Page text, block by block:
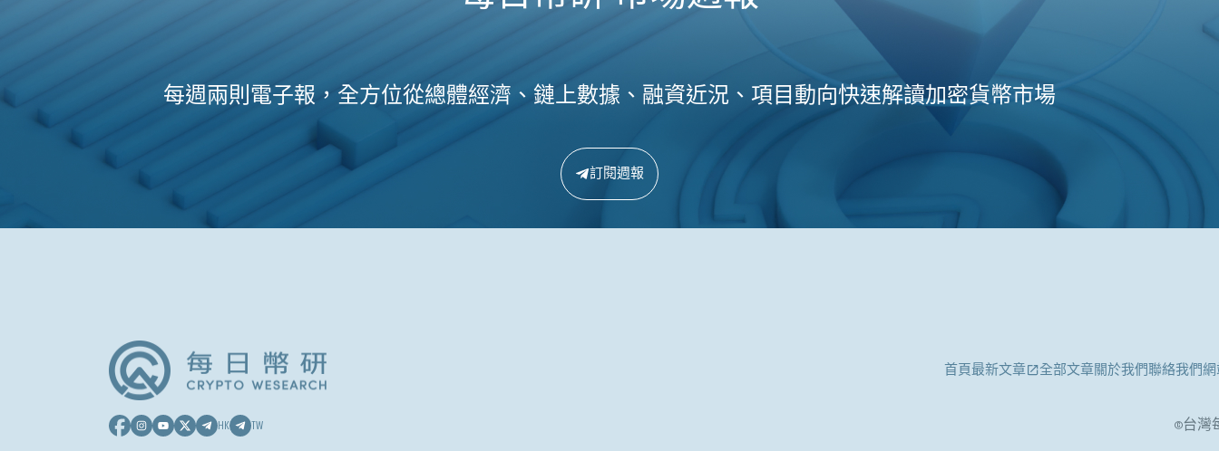
每週兩則電子報，全方位從總體經濟、鏈上數據、融資近況、項目動向快速解讀加密貨幣市場
訂閱週報
首頁最新文章 全部文章關於我們聯絡我們
HK TW ©台灣